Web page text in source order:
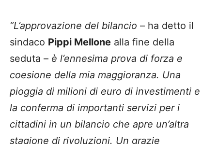
“L’approvazione del bilancio – ha detto il
sindaco Pippi Mellone alla fine della
seduta – è l’ennesima prova di forza e
coesione della mia maggioranza. Una
pioggia di milioni di euro di investimenti e
la conferma di importanti servizi per i
cittadini in un bilancio che apre un’altra
stagione di rivoluzioni. Un grazie